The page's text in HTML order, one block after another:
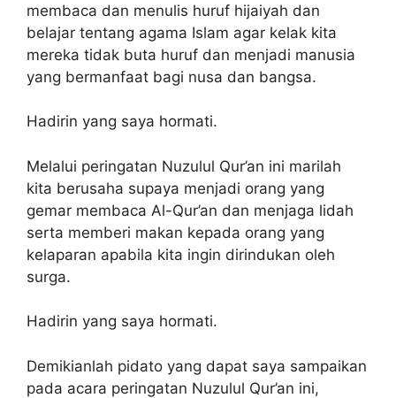
membaca dan menulis huruf hijaiyah dan
belajar tentang agama Islam agar kelak kita
mereka tidak buta huruf dan menjadi manusia
yang bermanfaat bagi nusa dan bangsa.
Hadirin yang saya hormati.
Melalui peringatan Nuzulul Qur’an ini marilah
kita berusaha supaya menjadi orang yang
gemar membaca Al-Qur’an dan menjaga lidah
serta memberi makan kepada orang yang
kelaparan apabila kita ingin dirindukan oleh
surga.
Hadirin yang saya hormati.
Demikianlah pidato yang dapat saya sampaikan
pada acara peringatan Nuzulul Qur’an ini,